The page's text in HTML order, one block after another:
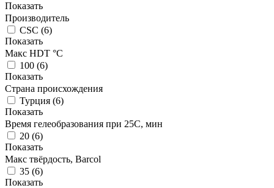
Показать
Производитель
CSC (6)
Показать
Макс HDT °С
100 (6)
Показать
Страна происхождения
Турция (6)
Показать
Время гелеобразования при 25С, мин
20 (6)
Показать
Макс твёрдость, Barcol
35 (6)
Показать